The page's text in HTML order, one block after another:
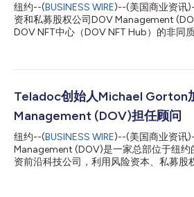
纽约--(BUSINESS WIRE)--(美国商业资讯
资和私募股权公司DOV Management
DOV NFT中心（DOV NFT Hub）的非同
在价值500亿美元的全球NFT市场中的影
融NFT租赁和投资平台，DOV NFT 中心
的可获得性，同时为NFT创作者和投资者
藏者在DOV NFT 中心可以时刻关注并了解
通过该平台，无论原数字资产的潜在价值
类型的NFT的使用权，这将极大地降低
门槛。 借助DOV NFT 中心开发的多重分
投资者网络和项目资源的DOV自有基金，
Teladoc创始人Michael Gorton
Management (DOV)担任顾问
纽约--(BUSINESS WIRE)--(美国商业资讯
Management (DOV)是一家总部位于纽约
资前沿科技公司，利用风险资本、私募股